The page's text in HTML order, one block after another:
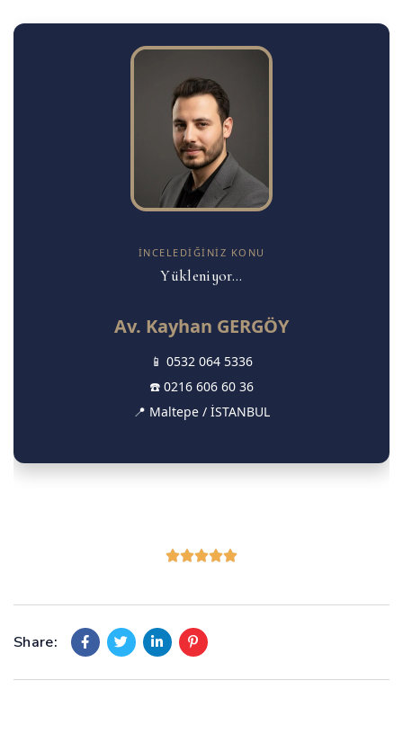
İNCELEDIĞINIZ KONU
Yükleniyor...
Av. Kayhan GERGÖY
📱 0532 064 5336
☎️ 0216 606 60 36
📍 Maltepe / İSTANBUL
Share: